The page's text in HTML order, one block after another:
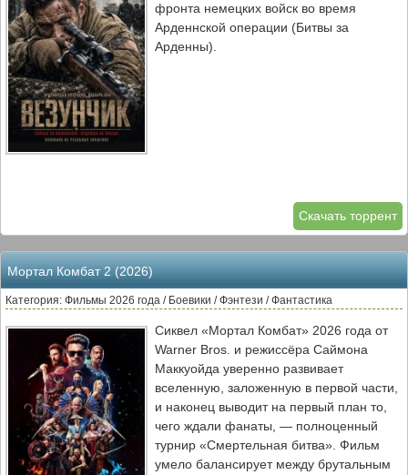
убежищем?
фронта немецких войск во время
Арденнской операции (Битвы за
Арденны).
Скачать торрент
Мортал Комбат 2 (2026)
Категория: Фильмы 2026 года / Боевики / Фэнтези / Фантастика
Сиквел «Мортал Комбат» 2026 года от
Warner Bros. и режиссёра Саймона
Маккуойда уверенно развивает
вселенную, заложенную в первой части,
и наконец выводит на первый план то,
чего ждали фанаты, — полноценный
турнир «Смертельная битва». Фильм
умело балансирует между брутальным